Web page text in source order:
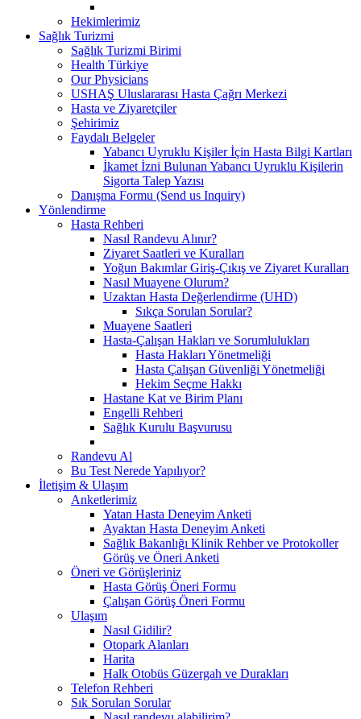
Hekimlerimiz
Sağlık Turizmi
Sağlık Turizmi Birimi
Health Türkiye
Our Physicians
USHAŞ Uluslararası Hasta Çağrı Merkezi
Hasta ve Ziyaretçiler
Şehirimiz
Faydalı Belgeler
Yabancı Uyruklu Kişiler İçin Hasta Bilgi Kartları
İkamet İzni Bulunan Yabancı Uyruklu Kişilerin
Sigorta Talep Yazısı
Danışma Formu (Send us Inquiry)
Yönlendirme
Hasta Rehberi
Nasıl Randevu Alınır?
Ziyaret Saatleri ve Kuralları
Yoğun Bakımlar Giriş-Çıkış ve Ziyaret Kuralları
Nasıl Muayene Olurum?
Uzaktan Hasta Değerlendirme (UHD)
Sıkça Sorulan Sorular?
Muayene Saatleri
Hasta-Çalışan Hakları ve Sorumlulukları
Hasta Hakları Yönetmeliği
Hasta Çalışan Güvenliği Yönetmeliği
Hekim Seçme Hakkı
Hastane Kat ve Birim Planı
Engelli Rehberi
Sağlık Kurulu Başvurusu
Randevu Al
Bu Test Nerede Yapılıyor?
İletişim & Ulaşım
Anketlerimiz
Yatan Hasta Deneyim Anketi
Ayaktan Hasta Deneyim Anketi
Sağlık Bakanlığı Klinik Rehber ve Protokoller
Görüş ve Öneri Anketi
Öneri ve Görüşleriniz
Hasta Görüş Öneri Formu
Çalışan Görüş Öneri Formu
Ulaşım
Nasıl Gidilir?
Otopark Alanları
Harita
Halk Otobüs Güzergah ve Durakları
Telefon Rehberi
Sık Sorulan Sorular